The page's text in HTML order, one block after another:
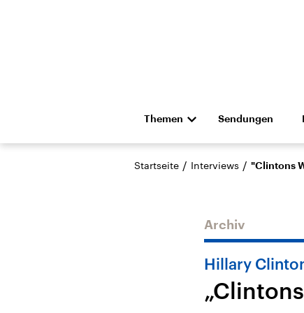
Themen
Die Nachrichten Politik
Hörspiel und Feature Musik
Landtagswahl Sachsen-
Anhalt 2026
USA
Sendungen
Startseite / Interviews / "Clintons
Archiv
Hillary